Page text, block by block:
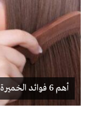
أهم 6 فوائد الخميرة للشعر الجاف